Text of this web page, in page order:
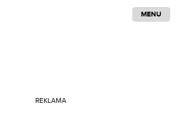
MENU
REKLAMA